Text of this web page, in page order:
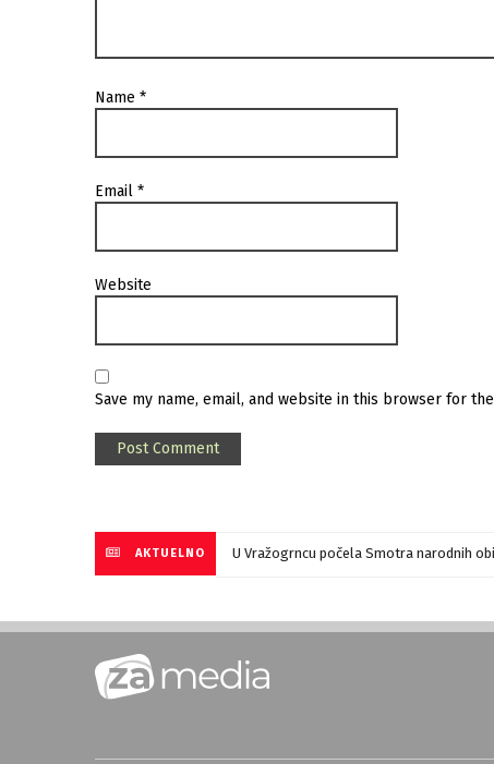
Name *
Email *
Website
Save my name, email, and website in this browser for
AKTUELNO U Vražogrncu počela Smotra narodnih